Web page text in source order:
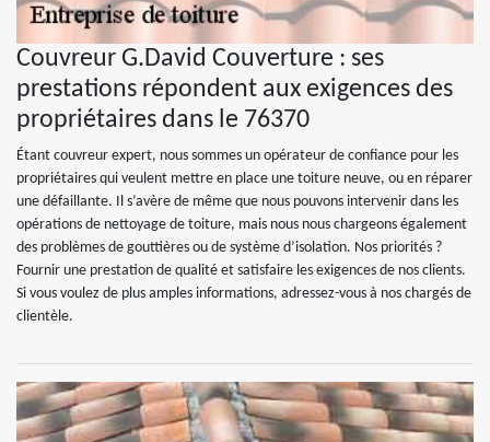
Couvreur G.David Couverture : ses
prestations répondent aux exigences des
propriétaires dans le 76370
Étant couvreur expert, nous sommes un opérateur de confiance pour les
propriétaires qui veulent mettre en place une toiture neuve, ou en réparer
une défaillante. Il s’avère de même que nous pouvons intervenir dans les
opérations de nettoyage de toiture, mais nous nous chargeons également
des problèmes de gouttières ou de système d’isolation. Nos priorités ?
Fournir une prestation de qualité et satisfaire les exigences de nos clients.
Si vous voulez de plus amples informations, adressez-vous à nos chargés de
clientèle.